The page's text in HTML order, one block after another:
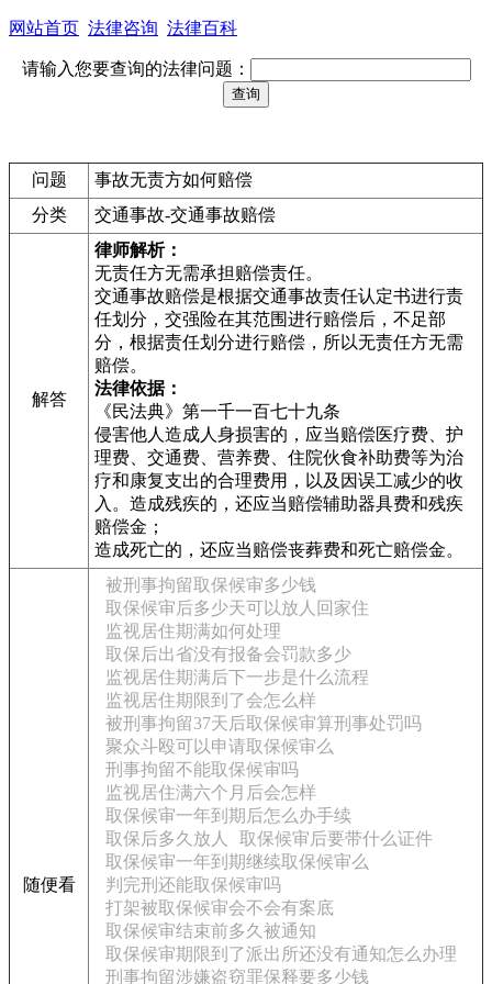
网站首页 法律咨询 法律百科
请输入您要查询的法律问题：
问题
事故无责方如何赔偿
分类
交通事故-交通事故赔偿
解答
律师解析：
无责任方无需承担赔偿责任。
交通事故赔偿是根据交通事故责任认定书进行责
任划分，交强险在其范围进行赔偿后，不足部
分，根据责任划分进行赔偿，所以无责任方无需
赔偿。
法律依据：
《民法典》第一千一百七十九条
侵害他人造成人身损害的，应当赔偿医疗费、护
理费、交通费、营养费、住院伙食补助费等为治
疗和康复支出的合理费用，以及因误工减少的收
入。造成残疾的，还应当赔偿辅助器具费和残疾
赔偿金；
造成死亡的，还应当赔偿丧葬费和死亡赔偿金。
随便看
被刑事拘留取保候审多少钱
取保候审后多少天可以放人回家住
监视居住期满如何处理
取保后出省没有报备会罚款多少
监视居住期满后下一步是什么流程
监视居住期限到了会怎么样
被刑事拘留37天后取保候审算刑事处罚吗
聚众斗殴可以申请取保候审么
刑事拘留不能取保候审吗
监视居住满六个月后会怎样
取保候审一年到期后怎么办手续
取保后多久放人
取保候审后要带什么证件
取保候审一年到期继续取保候审么
判完刑还能取保候审吗
打架被取保候审会不会有案底
取保候审结束前多久被通知
取保候审期限到了派出所还没有通知怎么办理
刑事拘留涉嫌盗窃罪保释要多少钱